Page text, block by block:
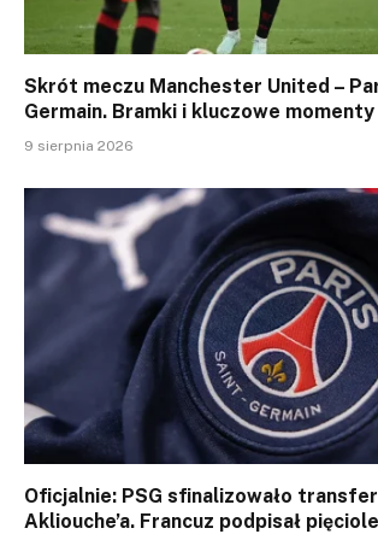
Skrót meczu Manchester United –
Germain. Bramki i kluczowe
9 sierpnia 2026
Oficjalnie: PSG sfinalizowało
Akliouche’a. Francuz podpisał